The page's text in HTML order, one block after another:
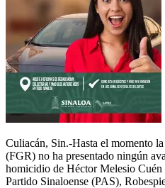
Culiacán, Sin.-Hasta el momento
(FGR) no ha presentado ningún
homicidio de Héctor Melesio Cuén
Partido Sinaloense (PAS),